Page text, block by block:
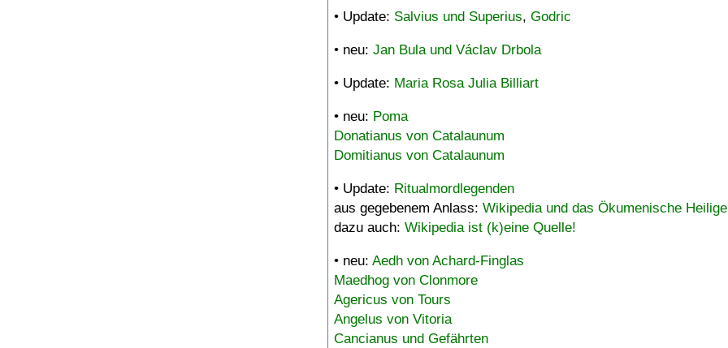
• Update: Salvius und Superius, Godric
• neu: Jan Bula und Václav Drbola
• Update: Maria Rosa Julia Billiart
• neu: Poma
Donatianus von Catalaunum
Domitianus von Catalaunum
• Update: Ritualmordlegenden
aus gegebenem Anlass: Wikipedia und das Ökumenische
dazu auch: Wikipedia ist (k)eine Quelle!
• neu: Aedh von Achard-Finglas
Maedhog von Clonmore
Agericus von Tours
Angelus von Vitoria
Cancianus und Gefährten